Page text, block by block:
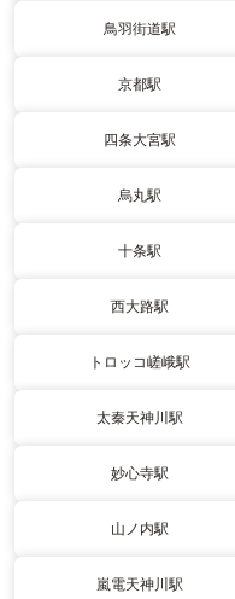
鳥羽街道駅
京都駅
四条大宮駅
烏丸駅
十条駅
西大路駅
トロッコ嵯峨駅
太秦天神川駅
妙心寺駅
山ノ内駅
嵐電天神川駅